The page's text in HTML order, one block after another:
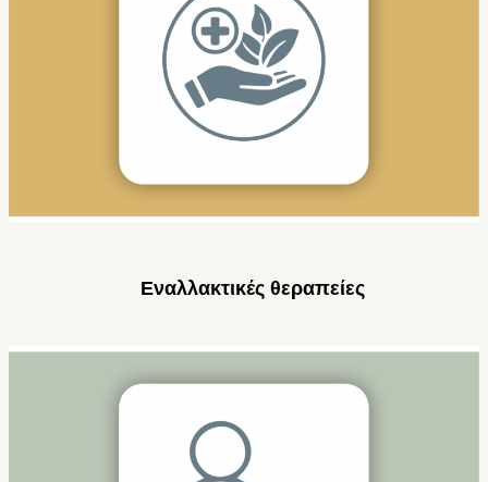
Εναλλακτικές θεραπείες